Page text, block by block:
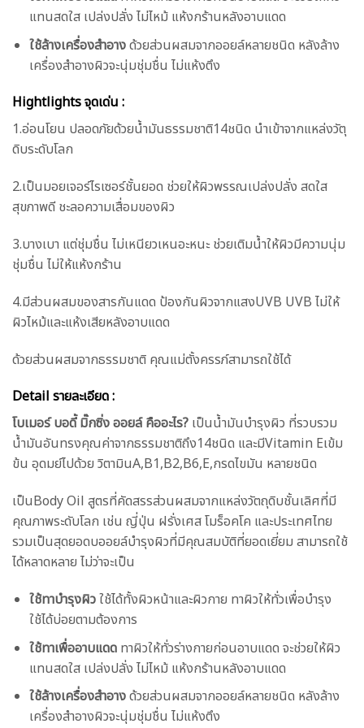
แทนสดใส เปล่งปลั่ง ไม่ไหม้ แห้งกร้านหลังอาบแดด
ใช้ล้างเครื่องสำอางด้วยส่วนผสมจากออยล์หลายชนิด หลังล้าง
เครื่องสำอางผิวจะนุ่มชุ่มชื่น ไม่แห้งตึง
Hightlights จุดเด่น :
1.อ่อนโยน ปลอดภัยด้วยน้ำมันธรรมชาติ14ชนิด นำเข้าจากแหล่งวัตุ
ดิบระดับโลก
2.เป็นมอยเจอร์ไรเซอร์ชั้นยอด ช่วยให้ผิวพรรณเปล่งปลั่ง สดใส
สุขภาพดี ชะลอความเสื่อมของผิว
3.บางเบา แต่ชุ่มชื่น ไม่เหนียวเหนอะหนะ ช่วยเติมน้ำให้ผิวมีความนุ่ม
ชุ่มชื่น ไม่ให้แห้งกร้าน
4.มีส่วนผสมของสารกันแดด ป้องกันผิวจากแสงUVB UVB ไม่ให้
ผิวไหม้และแห้งเสียหลังอาบแดด
ด้วยส่วนผสมจากธรรมชาติ คุณแม่ตั้งครรภ์สามารถใช้ได้
Detail รายละเอียด :
โบเมอร์ บอดี้ มิ๊กซิ่ง ออยล์ คืออะไร? เป็นน้ำมันบำรุงผิว ที่รวบรวม
น้ำมันอันทรงคุณค่าจากธรรมชาติถึง14ชนิด และมีVitamin Eเข้ม
ข้น อุดมย์ไปด้วย วิตามินA,B1,B2,B6,E,กรดไขมัน หลายชนิด
เป็นBody Oil สูตรที่คัดสรรส่วนผสมจากแหล่งวัตถุดิบชั้นเลิศที่มี
คุณภาพระดับโลก เช่น ญี่ปุ่น ฝรั่งเศส โมร็อคโค และประเทศไทย
รวมเป็นสุดยอดบออยล์บำรุงผิวที่มีคุณสมบัติที่ยอดเยี่ยม สามารถใช้
ได้หลาดหลาย ไม่ว่าจะเป็น
ใช้ทาบำรุงผิวใช้ได้ทั้งผิวหน้าและผิวกาย ทาผิวให้ทั่วเพื่อบำรุง
ใช้ได้บ่อยตามต้องการ
ใช้ทาเพื่ออาบแดดทาผิวให้ทั่วร่างกายก่อนอาบแดด จะช่วยให้ผิว
แทนสดใส เปล่งปลั่ง ไม่ไหม้ แห้งกร้านหลังอาบแดด
ใช้ล้างเครื่องสำอางด้วยส่วนผสมจากออยล์หลายชนิด หลังล้าง
เครื่องสำอางผิวจะนุ่มชุ่มชื่น ไม่แห้งตึง